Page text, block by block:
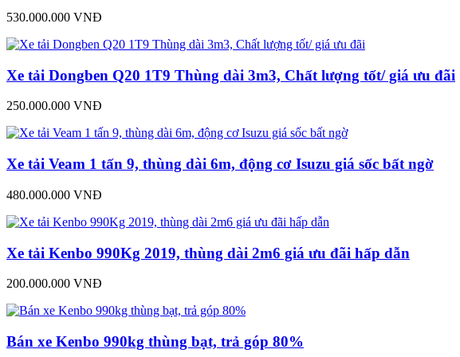
530.000.000 VNĐ
Xe tải Dongben Q20 1T9 Thùng dài 3m3, Chất lượng tốt/ giá ưu đãi
250.000.000 VNĐ
Xe tải Veam 1 tấn 9, thùng dài 6m, động cơ Isuzu giá sốc bất ngờ
480.000.000 VNĐ
Xe tải Kenbo 990Kg 2019, thùng dài 2m6 giá ưu đãi hấp dẫn
200.000.000 VNĐ
Bán xe Kenbo 990kg thùng bạt, trả góp 80%